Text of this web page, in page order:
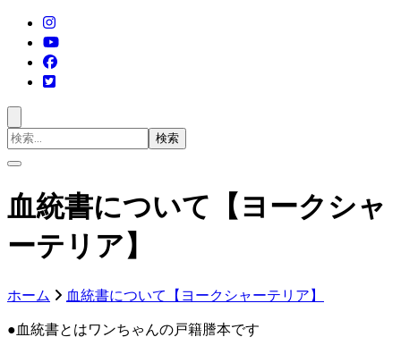
検
索
象:
血統書について【ヨークシャ
ーテリア】
ホーム
血統書について【ヨークシャーテリア】
●血統書とはワンちゃんの戸籍謄本です